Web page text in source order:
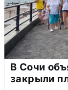
В Сочи
закрыли